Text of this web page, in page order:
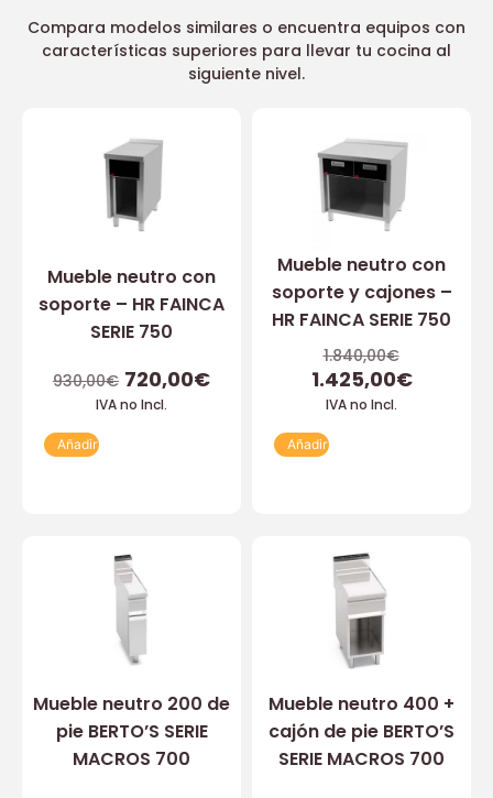
Compara modelos similares o encuentra equipos con
características superiores para llevar tu cocina al
siguiente nivel.
Mueble neutro con
soporte – HR FAINCA
SERIE 750
930,00€ 720,00€
IVA no Incl.
Añadir
Mueble neutro con
soporte y cajones –
HR FAINCA SERIE 750
1.840,00€
1.425,00€
IVA no Incl.
Añadir
Mueble neutro 200 de
pie BERTO’S SERIE
MACROS 700
Mueble neutro 400 +
cajón de pie BERTO’S
SERIE MACROS 700